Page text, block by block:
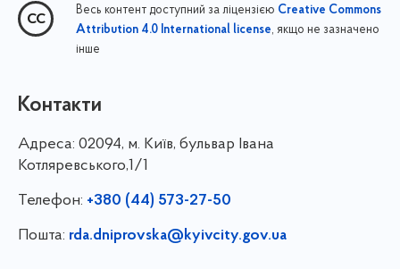
Весь контент доступний за ліцензією Creative Commons
Attribution 4.0 International license, якщо не зазначено
інше
Контакти
Адреса: 02094, м. Київ, бульвар Івана
Котляревського,1/1
Телефон: +380 (44) 573-27-50
Пошта: rda.dniprovska@kyivcity.gov.ua